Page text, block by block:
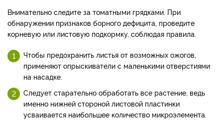
Внимательно следите за томатными грядками. При
обнаружении признаков борного дефицита, проведите
корневую или листовую подкормку, соблюдая правила.
Чтобы предохранить листья от возможных ожогов,
применяют опрыскиватели с маленькими отверстиями
на насадке.
Следует старательно обработать все растение, ведь
именно нижней стороной листовой пластинки
усваивается наибольшее количество микроэлемента.